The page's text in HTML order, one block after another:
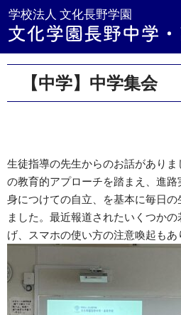
【中学】中学集会
生徒指導の先生からのお話があり
の教育的アプローチを踏まえ、進
身につけての自立、を基本に毎日
ました。最近報道されたいくつか
げ、スマホの使い方の注意喚起もあ